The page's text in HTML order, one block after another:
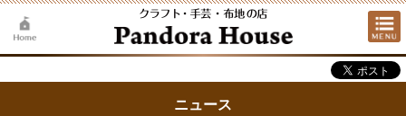
ニュース